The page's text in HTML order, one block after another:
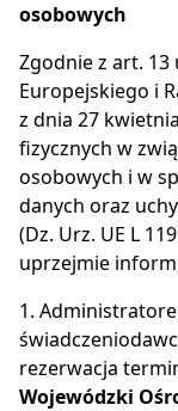
osobowych
Zgodnie z art. 13
Europejskiego i
z dnia 27
fizycznych w
osobowych i w
danych oraz
(Dz. Urz. UE L
uprzejmie
1.
rezerwacja
Wojewódzki